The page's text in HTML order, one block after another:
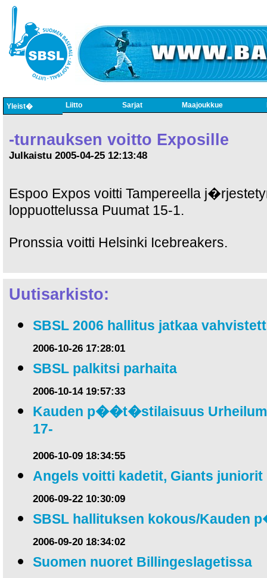
Yleist� Liitto Sarjat Maajoukkue
-turnauksen voitto Exposille
Julkaistu 2005-04-25 12:13:48
Espoo Expos voitti Tampereella
loppuottelussa Puumat 15-1.
Pronssia voitti Helsinki Icebreakers.
Uutisarkisto:
SBSL 2006 hallitus jatkaa
2006-10-26 17:28:01
SBSL palkitsi parhaita
2006-10-14 19:57:33
Kauden p��t�stilaisuus
17-
2006-10-09 18:34:55
Angels voitti kadetit, Giants juniorit
2006-09-22 10:30:09
SBSL hallituksen kokous/
2006-09-20 18:34:02
Suomen nuoret Billingeslagetissa